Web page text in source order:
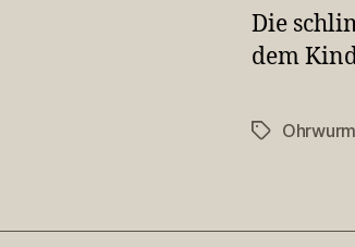
Die
dem
Schlagwörter
Ohrwurm